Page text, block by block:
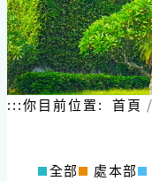
:::你目前位置: 首頁
全部 處本部